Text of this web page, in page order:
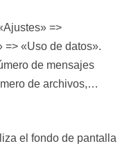
=>
=> «Uso de datos».
de mensajes
de archivos,…
el fondo de pantalla